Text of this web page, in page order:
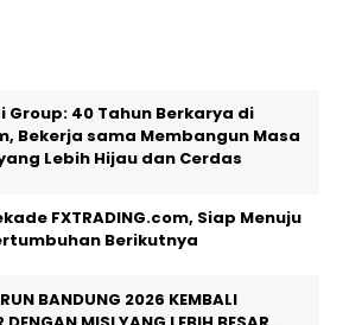
Group: 40 Tahun Berkarya di
Bekerja sama Membangun Masa
Lebih Hijau dan Cerdas
FXTRADING.com, Siap Menuju
Berikutnya
BANDUNG 2026 KEMBALI